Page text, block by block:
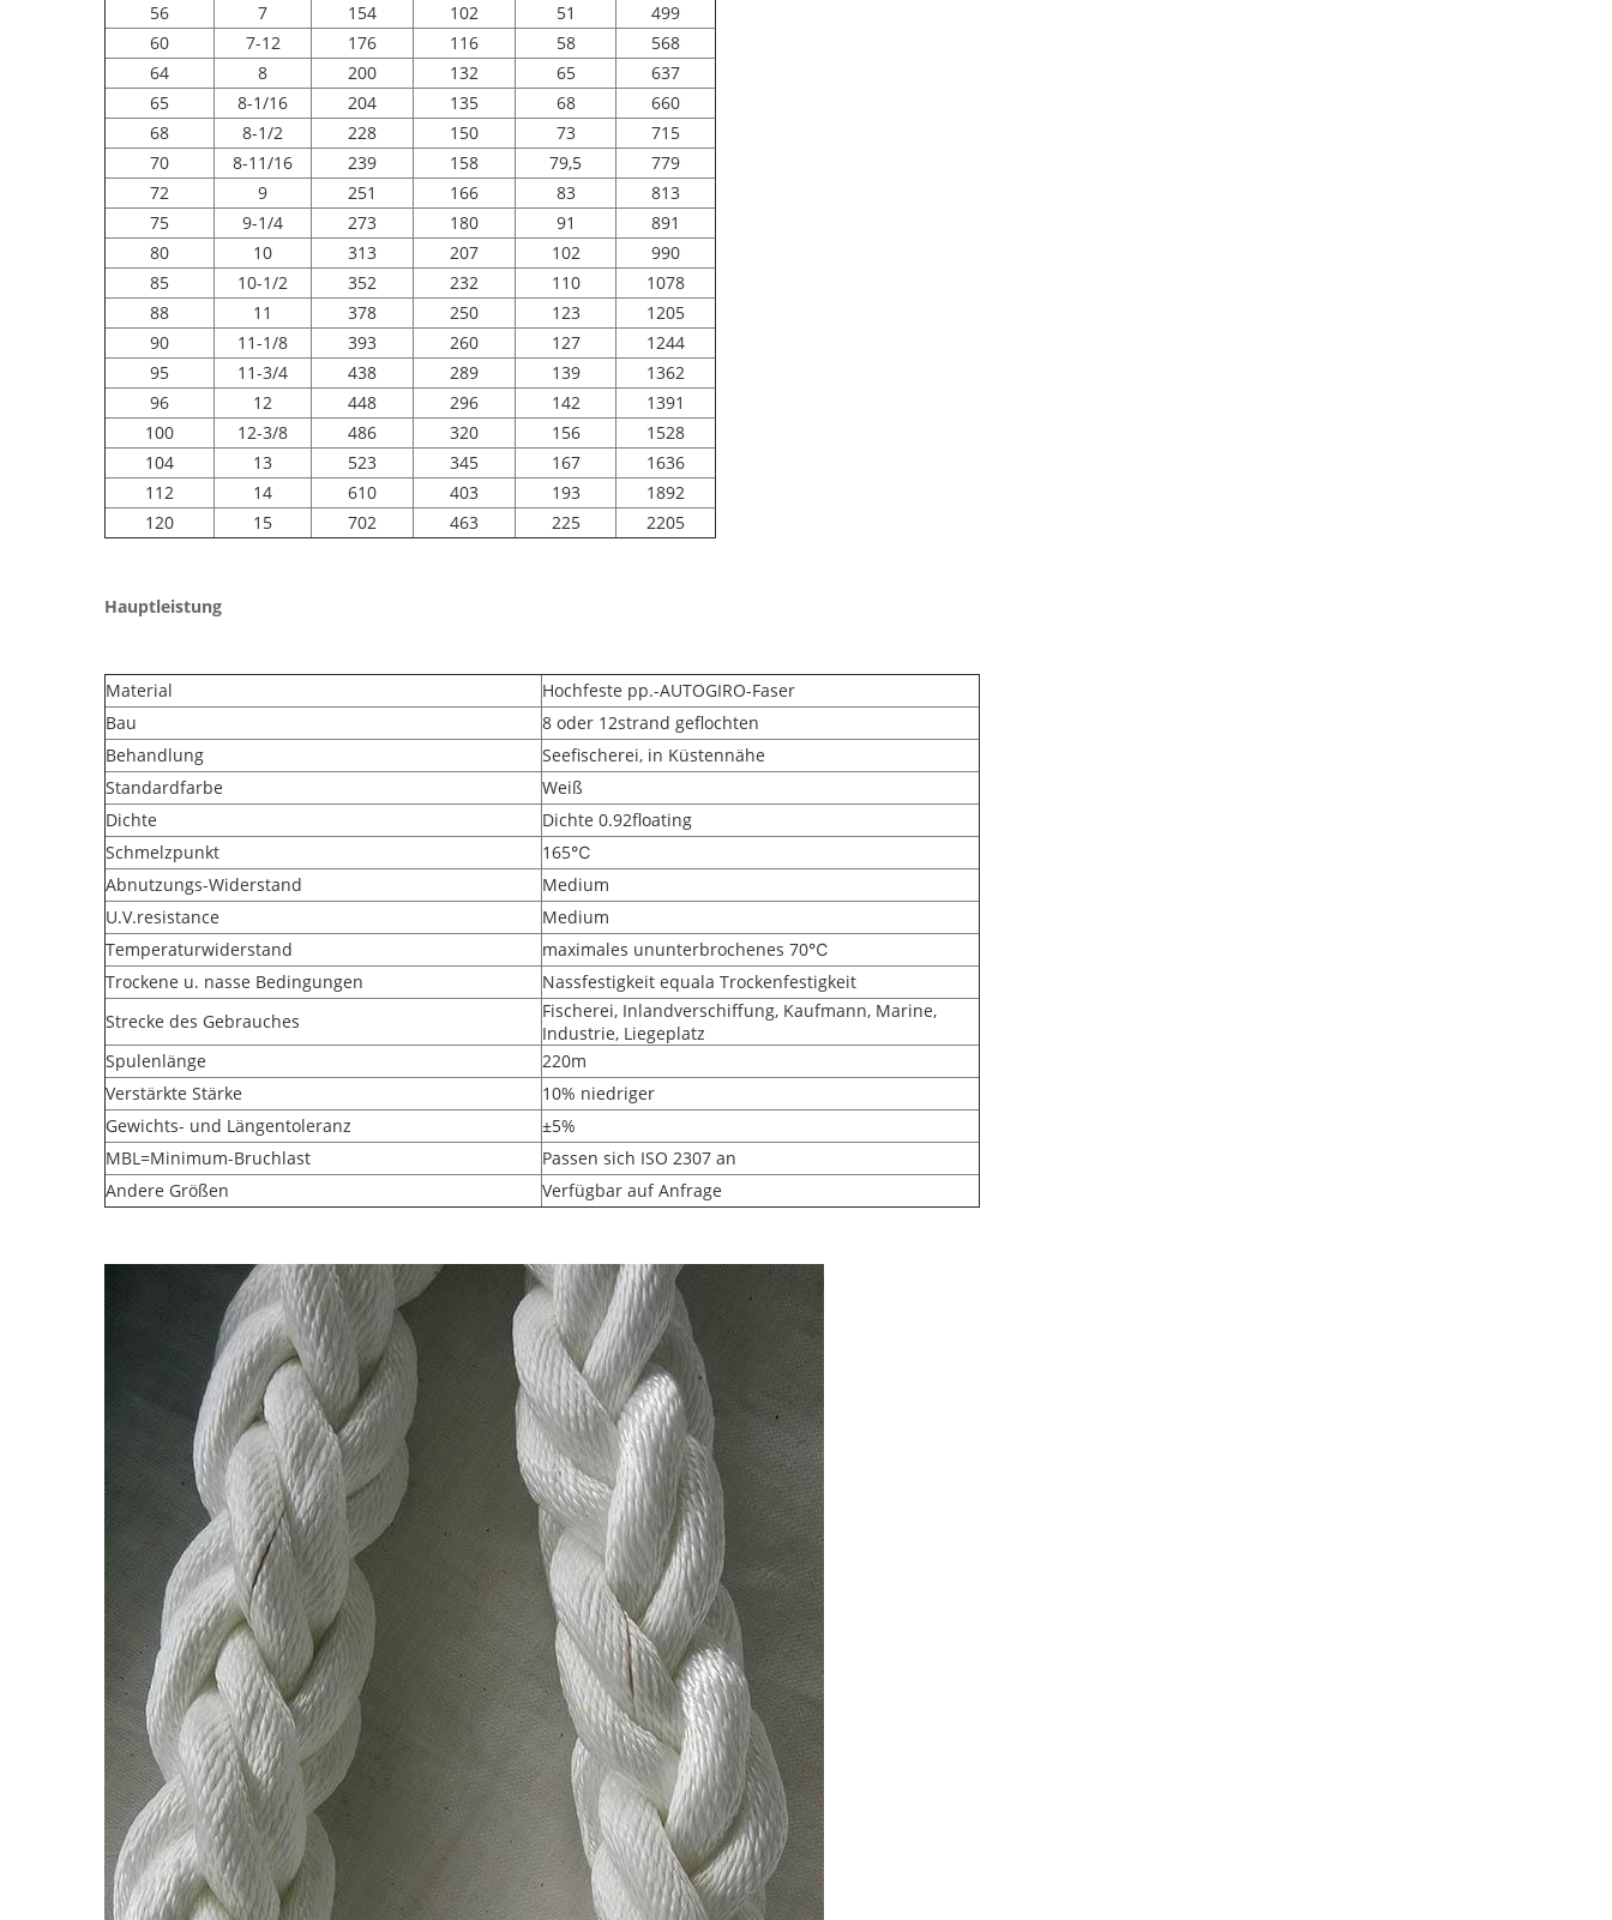
56
7 154 102 51
499
60
7-12 176 116 58
568
64
8 200 132 65
637
65
8-1/16 204 135 68
660
68
8-1/2 228 150 73
715
70
8-11/16 239 158 79,5
779
72
9 251 166 83
813
75
9-1/4 273 180 91
891
80
10 313 207 102
990
85
10-1/2 352 232 110
1078
88
11 378 250 123
1205
90
11-1/8 393 260 127
1244
95
11-3/4 438 289 139
1362
96
12 448 296 142
1391
100
12-3/8 486 320 156
1528
104
13 523 345 167
1636
112
14 610 403 193
1892
120
15 702 463 225 2205
Hauptleistung
Material
Hochfeste pp.-AUTOGIRO-Faser
Bau
8 oder 12strand geflochten
Behandlung
Seefischerei, in Küstennähe
Standardfarbe
Weiß
Dichte
Dichte 0.92floating
Schmelzpunkt
165℃
Abnutzungs-Widerstand
Medium
U.V.resistance
Medium
Temperaturwiderstand
maximales ununterbrochenes 70℃
Trockene u. nasse Bedingungen
Nassfestigkeit equala Trockenfestigkeit
Strecke des Gebrauches
Fischerei, Inlandverschiffung, Kaufmann, Marine,
Industrie, Liegeplatz
Spulenlänge
220m
Verstärkte Stärke
10% niedriger
Gewichts- und Längentoleranz
±5%
MBL=Minimum-Bruchlast
Passen sich ISO 2307 an
Andere Größen
Verfügbar auf Anfrage